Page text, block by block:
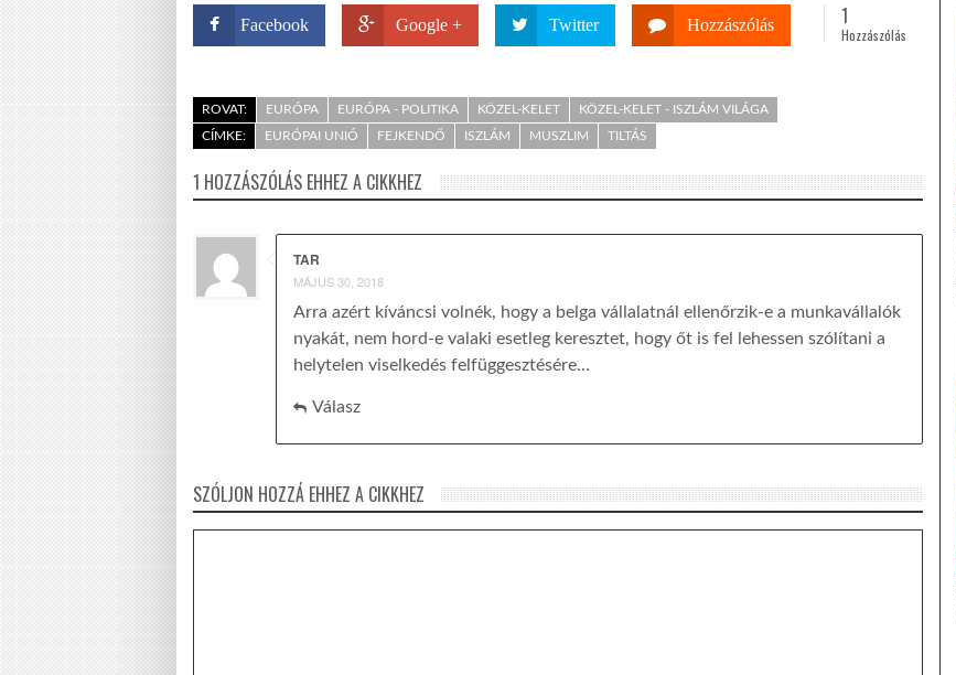
Facebook Google + Twitter Hozzászólás 1
Hozzászólás
ROVAT: EURÓPA EURÓPA - POLITIKA KÖZEL-KELET
KÖZEL-KELET - ISZLÁM VILÁGA
CÍMKE:
EURÓPAI UNIÓ FEJKENDŐ ISZLÁM MUSZLIM TILTÁS
1 HOZZÁSZÓLÁS EHHEZ A CIKKHEZ
TAR
MÁJUS 30, 2018
Arra azért kíváncsi volnék, hogy a belga vállalatnál ellenőrzik-e a munkavállalók
nyakát, nem hord-e valaki esetleg keresztet, hogy őt is fel lehessen szólítani a
helytelen viselkedés felfüggesztésére…
Válasz
SZÓLJON HOZZÁ EHHEZ A CIKKHEZ